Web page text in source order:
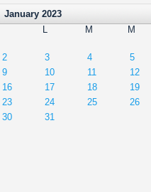
January 2023
L
M M
2
3 4 5
9
10 11 12
16
17 18 19
23
24 25 26
30
31